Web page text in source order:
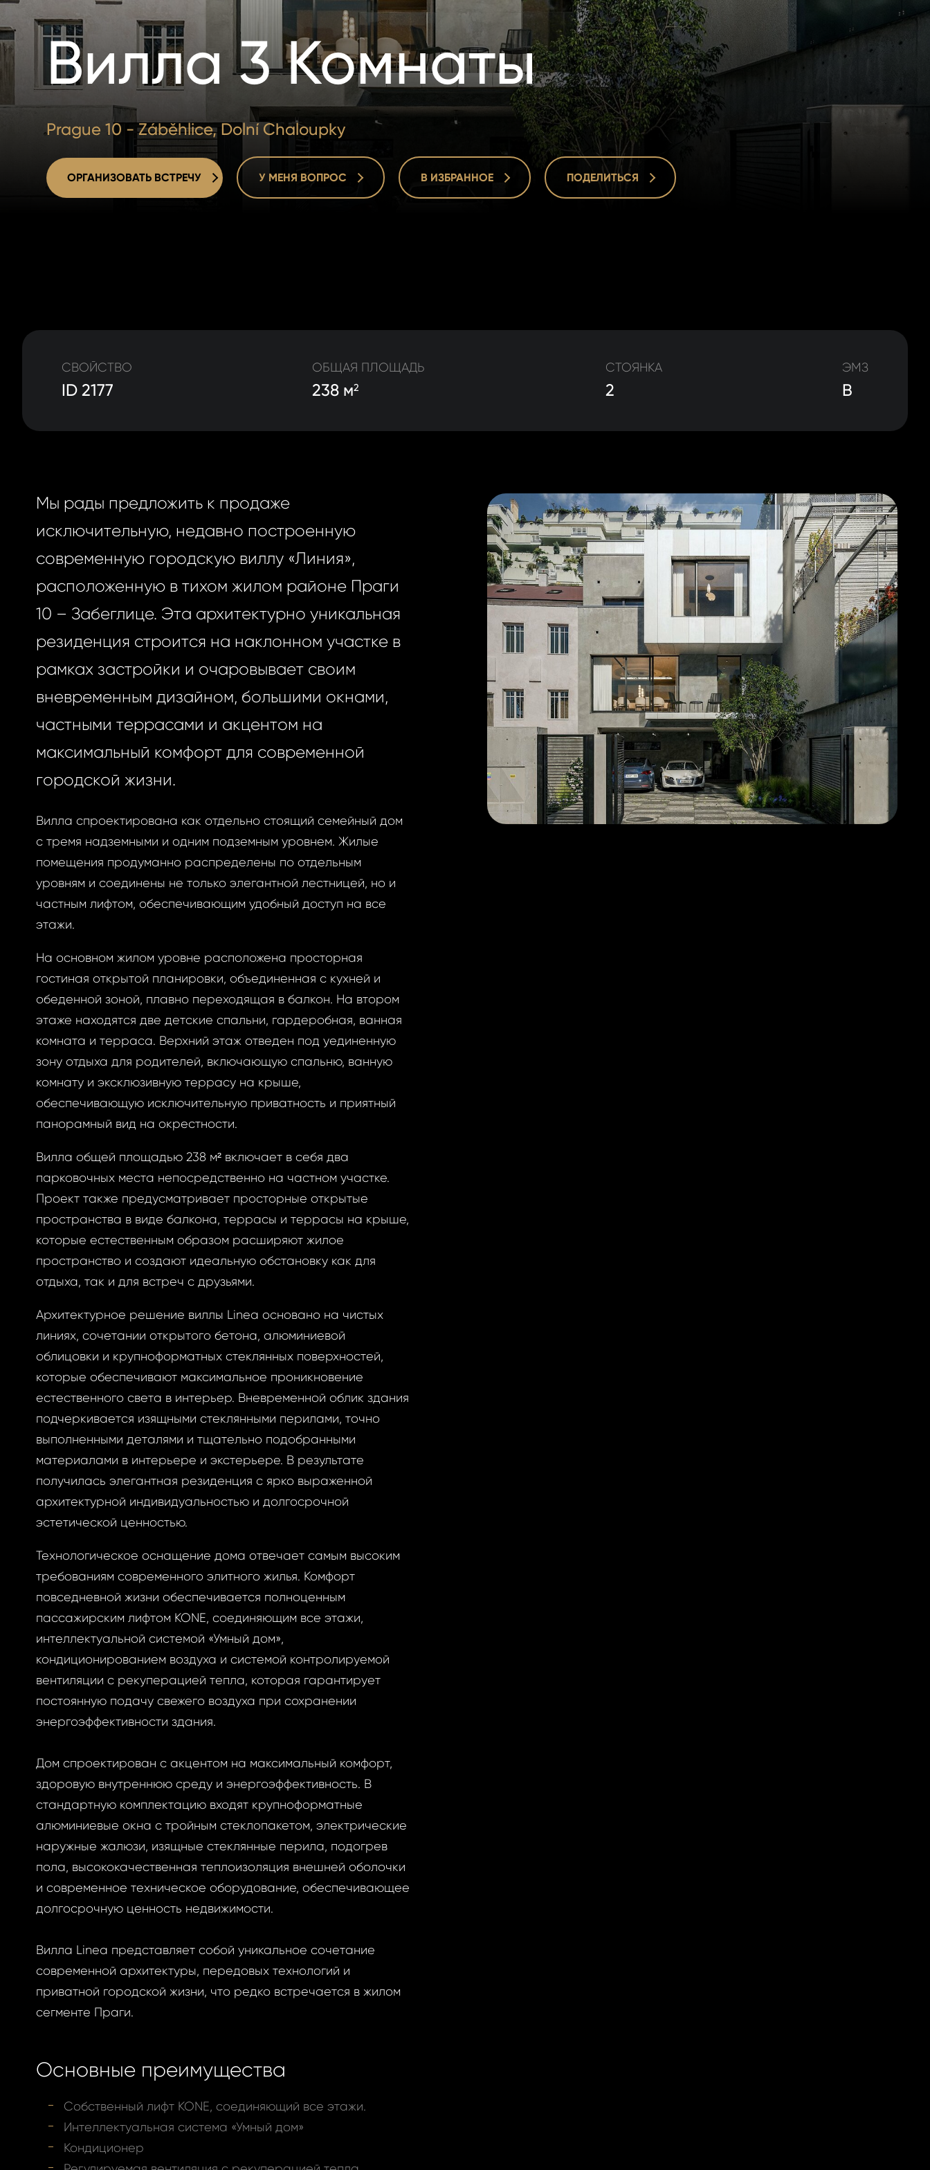
Вилла 3 Комнаты
Prague 10 - Záběhlice, Dolní Chaloupky
ОРГАНИЗОВАТЬ ВСТРЕЧУ У МЕНЯ ВОПРОС В ИЗБРАННОЕ ПОДЕЛИТЬСЯ
СВОЙСТВО
ID 2177
ОБЩАЯ ПЛОЩАДЬ
238 м2
СТОЯНКА
2
ЭМЗ
B
Мы рады предложить к продаже
исключительную, недавно построенную
современную городскую виллу «Линия»,
расположенную в тихом жилом районе Праги
10 – Забеглице. Эта архитектурно уникальная
резиденция строится на наклонном участке в
рамках застройки и очаровывает своим
вневременным дизайном, большими окнами,
частными террасами и акцентом на
максимальный комфорт для современной
городской жизни.
Вилла спроектирована как отдельно стоящий семейный дом
с тремя надземными и одним подземным уровнем. Жилые
помещения продуманно распределены по отдельным
уровням и соединены не только элегантной лестницей, но и
частным лифтом, обеспечивающим удобный доступ на все
этажи.
На основном жилом уровне расположена просторная
гостиная открытой планировки, объединенная с кухней и
обеденной зоной, плавно переходящая в балкон. На втором
этаже находятся две детские спальни, гардеробная, ванная
комната и терраса. Верхний этаж отведен под уединенную
зону отдыха для родителей, включающую спальню, ванную
комнату и эксклюзивную террасу на крыше,
обеспечивающую исключительную приватность и приятный
панорамный вид на окрестности.
Вилла общей площадью 238 м² включает в себя два
парковочных места непосредственно на частном участке.
Проект также предусматривает просторные открытые
пространства в виде балкона, террасы и террасы на крыше,
которые естественным образом расширяют жилое
пространство и создают идеальную обстановку как для
отдыха, так и для встреч с друзьями.
Архитектурное решение виллы Linea основано на чистых
линиях, сочетании открытого бетона, алюминиевой
облицовки и крупноформатных стеклянных поверхностей,
которые обеспечивают максимальное проникновение
естественного света в интерьер. Вневременной облик здания
подчеркивается изящными стеклянными перилами, точно
выполненными деталями и тщательно подобранными
материалами в интерьере и экстерьере. В результате
получилась элегантная резиденция с ярко выраженной
архитектурной индивидуальностью и долгосрочной
эстетической ценностью.
Технологическое оснащение дома отвечает самым высоким
требованиям современного элитного жилья. Комфорт
повседневной жизни обеспечивается полноценным
пассажирским лифтом KONE, соединяющим все этажи,
интеллектуальной системой «Умный дом»,
кондиционированием воздуха и системой контролируемой
вентиляции с рекуперацией тепла, которая гарантирует
постоянную подачу свежего воздуха при сохранении
энергоэффективности здания.
Дом спроектирован с акцентом на максимальный комфорт,
здоровую внутреннюю среду и энергоэффективность. В
стандартную комплектацию входят крупноформатные
алюминиевые окна с тройным стеклопакетом, электрические
наружные жалюзи, изящные стеклянные перила, подогрев
пола, высококачественная теплоизоляция внешней оболочки
и современное техническое оборудование, обеспечивающее
долгосрочную ценность недвижимости.
Вилла Linea представляет собой уникальное сочетание
современной архитектуры, передовых технологий и
приватной городской жизни, что редко встречается в жилом
сегменте Праги.
Основные преимущества
Собственный лифт KONE, соединяющий все этажи.
Интеллектуальная система «Умный дом»
Кондиционер
ПОЧТЕ
записи
её сейчас
где вы можете
пароль.
авторизации.